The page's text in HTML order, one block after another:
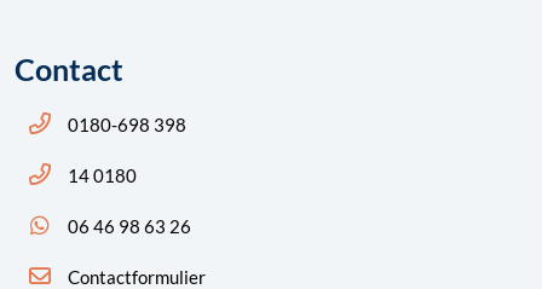
Contact
Bel ons: 14 0180
0180-698 398
Bel ons: 14 0180
14 0180
App ons: 06 46 98 63 26 (WhatsApp)
06 46 98 63 26
Contactformulier